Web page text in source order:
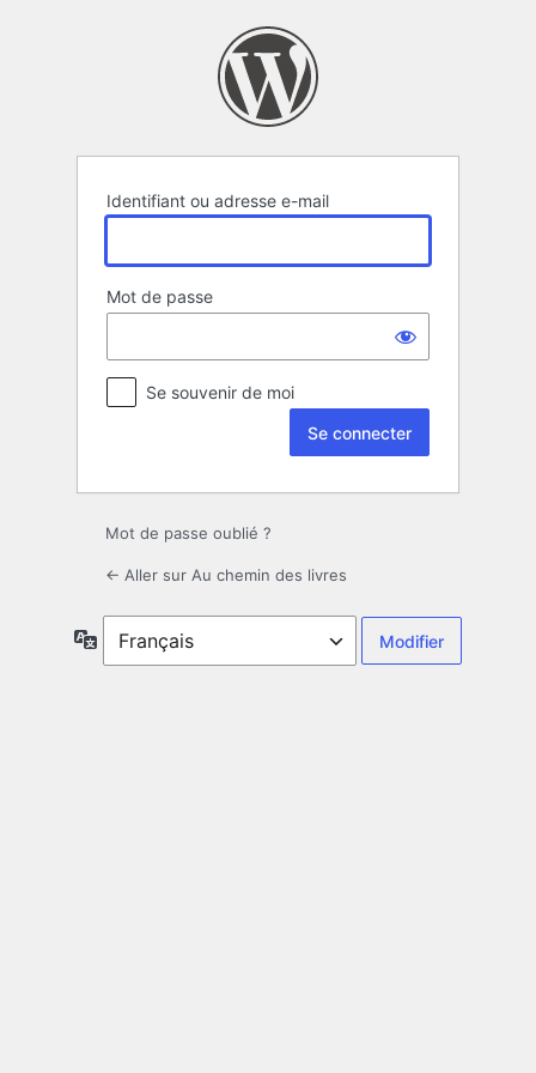
Identifiant ou adresse e-mail
Mot de passe
Se souvenir de moi
Mot de passe oublié ?
← Aller sur Au chemin des livres
Langue